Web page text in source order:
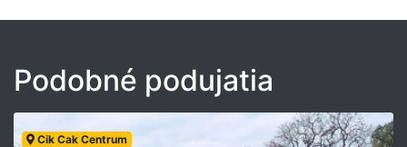
Podobné podujatia
Cik Cak Centrum